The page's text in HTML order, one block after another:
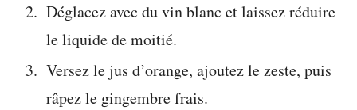
Déglacez avec du vin blanc et laissez réduire
le liquide de moitié.
Versez le jus d’orange, ajoutez le zeste, puis
râpez le gingembre frais.